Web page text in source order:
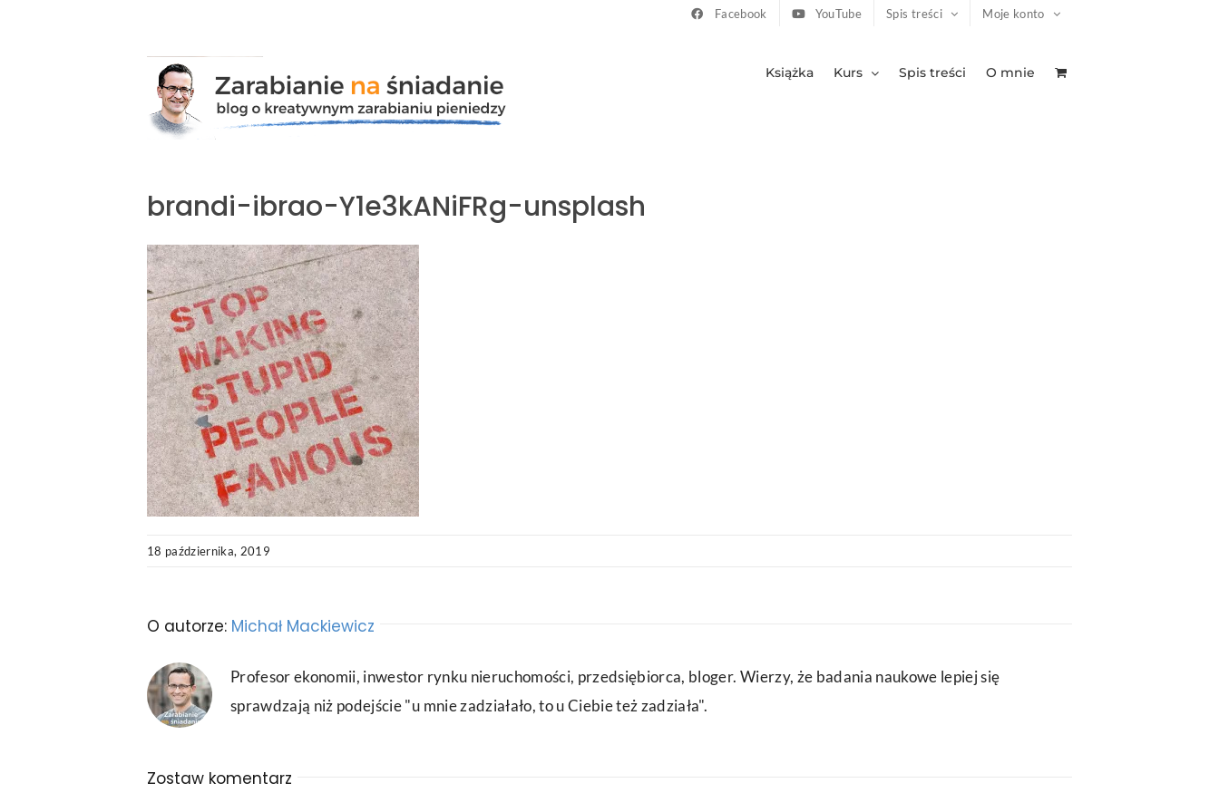
Facebook YouTube Spis treści Moje konto
Książka Kurs Spis treści O mnie
brandi-ibrao-Y1e3kANiFRg-unsplash
18 października, 2019
O autorze: Michał Mackiewicz
Profesor ekonomii, inwestor rynku nieruchomości, przedsiębiorca, bloger. Wierzy, że badania naukowe lepiej się
sprawdzają niż podejście "u mnie zadziałało, to u Ciebie też zadziała".
Zostaw komentarz